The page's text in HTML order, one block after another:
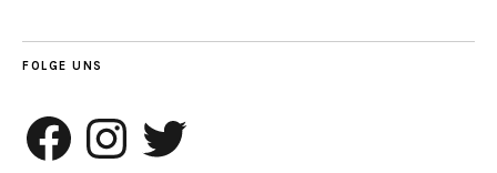
FOLGE UNS
Facebook InstagramTwitter